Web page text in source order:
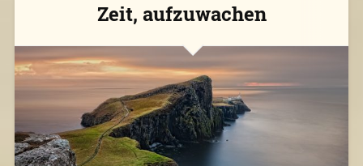
Zeit, aufzuwachen